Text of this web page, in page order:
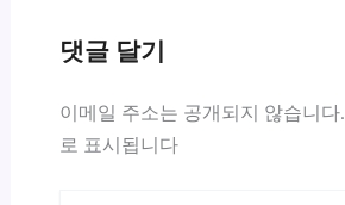
댓글 달기
이메일 주소는 공개되지 않습니다.
로 표시됩니다